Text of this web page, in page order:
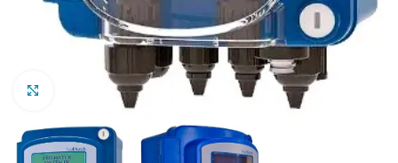
Clic para ampliar